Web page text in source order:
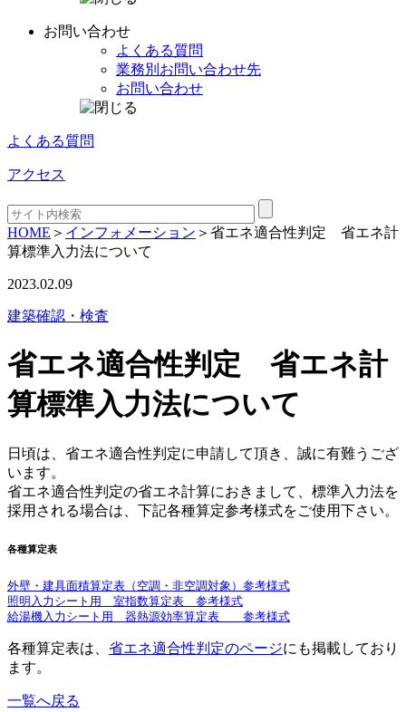
お問い合わせ
よくある質問
業務別 お問い合わせ先
お問い合わせ
よくある質問
アクセス
HOME ＞ インフォメーション ＞ 省エネ適合性判定 省エネ計
算標準入力法について
2023.02.09
建築確認・検査
省エネ適合性判定 省エネ計
算標準入力法について
日頃は、省エネ適合性判定に申請して頂き、誠に有難うござ
います。
省エネ適合性判定の省エネ計算におきまして、標準入力法を
採用される場合は、下記各種算定参考様式をご使用下さい。
各種算定表
外壁・建具面積算定表（空調・非空調対象）参考様式
照明入力シート用 室指数算定表 参考様式
給湯機入力シート用 器熱源効率算定表 参考様式
各種算定表は、 省エネ適合性判定のページにも掲載しており
ます。
一覧へ戻る